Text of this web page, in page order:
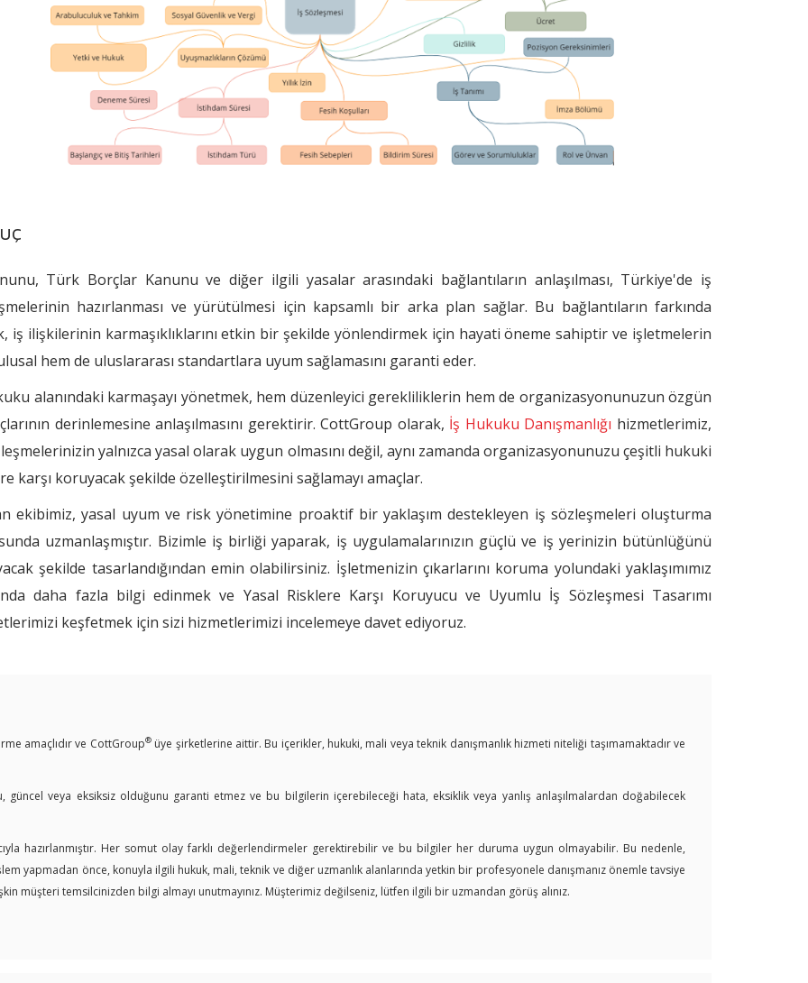
Türk Borçlar Kanunu ve diğer ilgili yasalar arasındaki bağlantıların anlaşılması, Türkiye'de iş
hazırlanması ve yürütülmesi için kapsamlı bir arka plan sağlar. Bu bağlantıların farkında
iş ilişkilerinin karmaşıklıklarını etkin bir şekilde yönlendirmek için hayati öneme sahiptir ve işletmelerin
hem de uluslararası standartlara uyum sağlamasını garanti eder.
alanındaki karmaşayı yönetmek, hem düzenleyici gerekliliklerin hem de organizasyonunuzun özgün
derinlemesine anlaşılmasını gerektirir. CottGroup olarak, İş Hukuku Danışmanlığı hizmetlerimiz,
yalnızca yasal olarak uygun olmasını değil, aynı zamanda organizasyonunuzu çeşitli hukuki
karşı koruyacak şekilde özelleştirilmesini sağlamayı amaçlar.
ekibimiz, yasal uyum ve risk yönetimine proaktif bir yaklaşım destekleyen iş sözleşmeleri oluşturma
uzmanlaşmıştır. Bizimle iş birliği yaparak, iş uygulamalarınızın güçlü ve iş yerinizin bütünlüğünü
şekilde tasarlandığından emin olabilirsiniz. İşletmenizin çıkarlarını koruma yolundaki yaklaşımımız
daha fazla bilgi edinmek ve Yasal Risklere Karşı Koruyucu ve Uyumlu İş Sözleşmesi Tasarımı
keşfetmek için sizi hizmetlerimizi incelemeye davet ediyoruz.
amaçlıdır ve CottGroup®üye şirketlerine aittir. Bu içerikler, hukuki, mali veya teknik danışmanlık hizmeti niteliği taşımamaktadır ve
veya eksiksiz olduğunu garanti etmez ve bu bilgilerin içerebileceği hata, eksiklik veya yanlış anlaşılmalardan doğabilecek
hazırlanmıştır. Her somut olay farklı değerlendirmeler gerektirebilir ve bu bilgiler her duruma uygun olmayabilir. Bu nedenle,
yapmadan önce, konuyla ilgili hukuk, mali, teknik ve diğer uzmanlık alanlarında yetkin bir profesyonele danışmanız önemle tavsiye
müşteri temsilcinizden bilgi almayı unutmayınız. Müşterimiz değilseniz, lütfen ilgili bir uzmandan görüş alınız.